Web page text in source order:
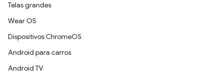
Telas grandes
Wear OS
Dispositivos ChromeOS
Android para carros
Android TV